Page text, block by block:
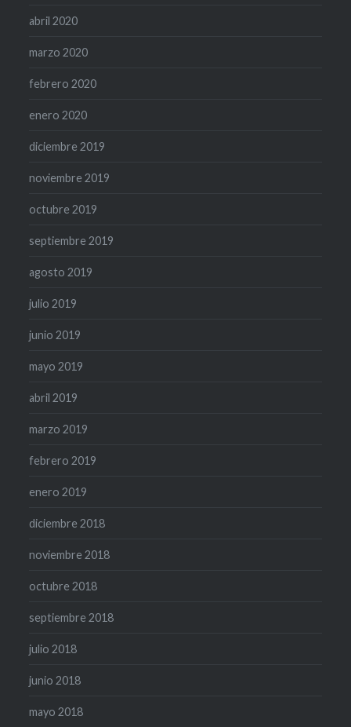
abril 2020
marzo 2020
febrero 2020
enero 2020
diciembre 2019
noviembre 2019
octubre 2019
septiembre 2019
agosto 2019
julio 2019
junio 2019
mayo 2019
abril 2019
marzo 2019
febrero 2019
enero 2019
diciembre 2018
noviembre 2018
octubre 2018
septiembre 2018
julio 2018
junio 2018
mayo 2018